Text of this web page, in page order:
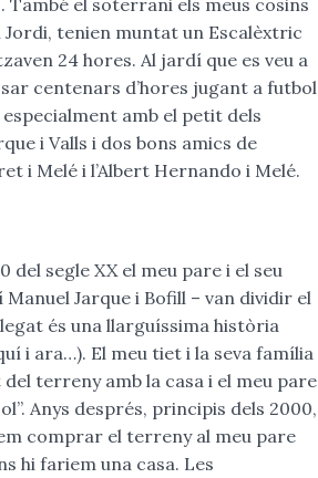
tenien muntat un Escalèxtric
24 hores. Al jardí que es veu a
centenars d’hores jugant a futbol
especialment amb el petit dels
i Valls i dos bons amics de
i Melé i l’Albert Hernando i Melé.
del segle XX el meu pare i el seu
Jarque i Bofill – van dividir el
és una llarguíssima història
i ara…). El meu tiet i la seva família
terreny amb la casa i el meu pare
Anys després, principis dels 2000,
comprar el terreny al meu pare
hi fariem una casa. Les